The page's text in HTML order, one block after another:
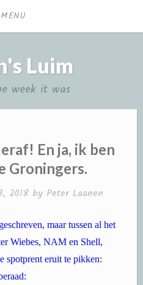
MENU
Luim
week it was
En ja, ik ben
Groningers.
2018by Peter Laanen
maar tussen al het
Wiebes, NAM en Shell,
spotprent eruit te pikken: